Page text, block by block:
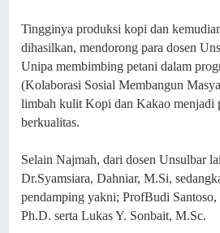
Tingginya produksi kopi dan
dihasilkan, mendorong para dosen
Unipa membimbing petani dalam
(Kolaborasi Sosial Membangun
limbah kulit Kopi dan Kakao menjadi
berkualitas.
Selain Najmah, dari dosen Unsulbar
Dr.Syamsiara, Dahniar, M.Si,
pendamping yakni; ProfBudi
Ph.D. serta Lukas Y. Sonbait, M.Sc.